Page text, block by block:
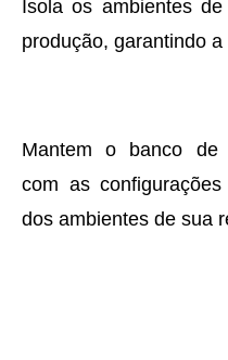
Isola os ambientes
produção, garantindo
Mantem o banco de
com as
dos ambientes de sua